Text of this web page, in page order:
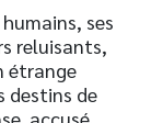
ses
reluisants,
étrange
destins de